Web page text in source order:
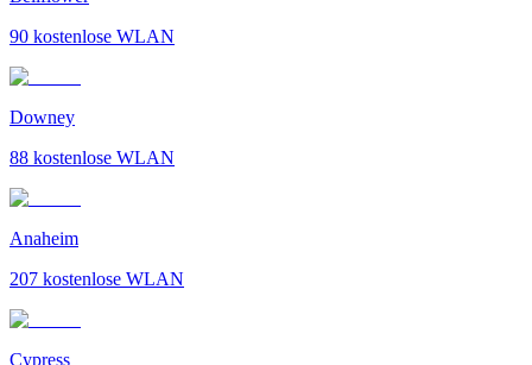
90 kostenlose WLAN
Downey
88 kostenlose WLAN
Anaheim
207 kostenlose WLAN
Cypress